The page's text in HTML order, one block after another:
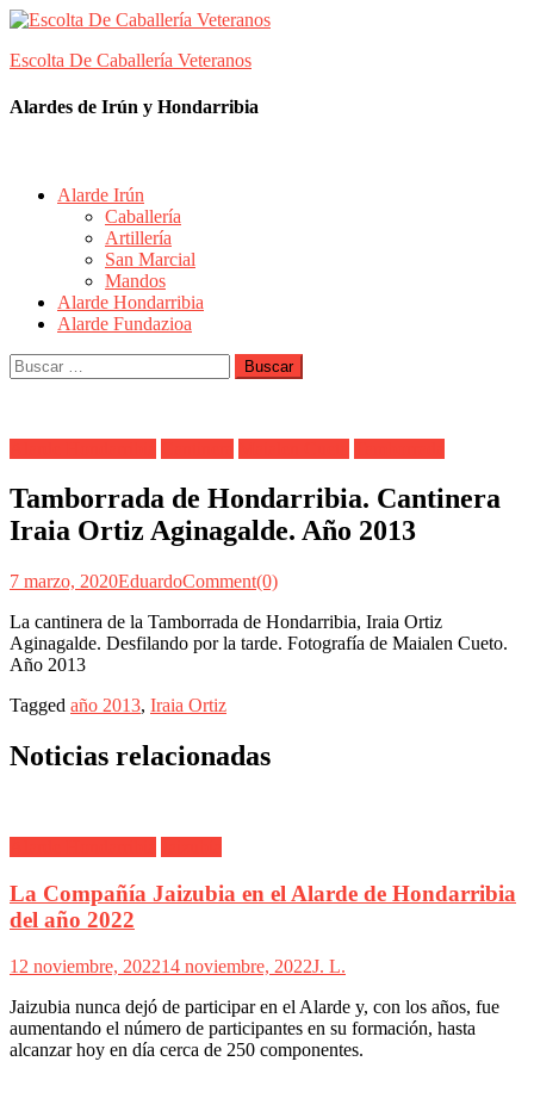
Skip
content
Escolta De Caballería Veteranos
Alardes de Irún y Hondarribia
Alarde Irún
Caballería
Artillería
San Marcial
Mandos
Alarde Hondarribia
Alarde Fundazioa
Buscar:
Tamborrada de Hondarribia. Cantinera
Iraia Ortiz Aginagalde. Año 2013
7 marzo, 2020EduardoComment(0)
La cantinera de la Tamborrada de Hondarribia, Iraia Ortiz
Aginagalde. Desfilando por la tarde. Fotografía de Maialen Cueto.
Año 2013
Tagged año 2013, Iraia Ortiz
Noticias relacionadas
La Compañía Jaizubia en el Alarde de Hondarribia
del año 2022
12 noviembre, 202214 noviembre, 2022J. L.
Jaizubia nunca dejó de participar en el Alarde y, con los años, fue
aumentando el número de participantes en su formación, hasta
alcanzar hoy en día cerca de 250 componentes.